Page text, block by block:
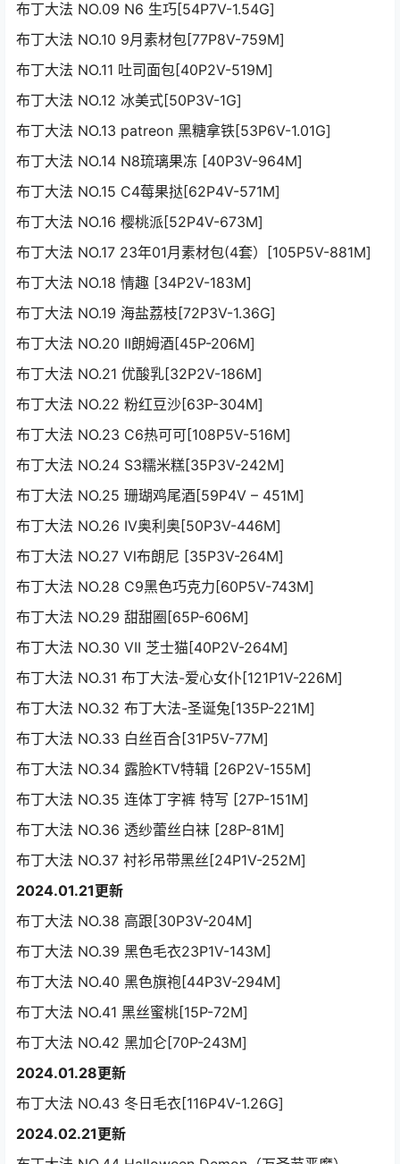
布丁大法 NO.09 N6 生巧[54P7V-1.54G]
布丁大法 NO.10 9月素材包[77P8V-759M]
布丁大法 NO.11 吐司面包[40P2V-519M]
布丁大法 NO.12 冰美式[50P3V-1G]
布丁大法 NO.13 patreon 黑糖拿铁[53P6V-1.01G]
布丁大法 NO.14 N8琉璃果冻 [40P3V-964M]
布丁大法 NO.15 C4莓果挞[62P4V-571M]
布丁大法 NO.16 樱桃派[52P4V-673M]
布丁大法 NO.17 23年01月素材包(4套）[105P5V-881M]
布丁大法 NO.18 情趣 [34P2V-183M]
布丁大法 NO.19 海盐荔枝[72P3V-1.36G]
布丁大法 NO.20 II朗姆酒[45P-206M]
布丁大法 NO.21 优酸乳[32P2V-186M]
布丁大法 NO.22 粉红豆沙[63P-304M]
布丁大法 NO.23 C6热可可[108P5V-516M]
布丁大法 NO.24 S3糯米糕[35P3V-242M]
布丁大法 NO.25 珊瑚鸡尾酒[59P4V – 451M]
布丁大法 NO.26 IV奥利奥[50P3V-446M]
布丁大法 NO.27 Ⅵ布朗尼 [35P3V-264M]
布丁大法 NO.28 C9黑色巧克力[60P5V-743M]
布丁大法 NO.29 甜甜圈[65P-606M]
布丁大法 NO.30 VII 芝士猫[40P2V-264M]
布丁大法 NO.31 布丁大法-爱心女仆[121P1V-226M]
布丁大法 NO.32 布丁大法-圣诞兔[135P-221M]
布丁大法 NO.33 白丝百合[31P5V-77M]
布丁大法 NO.34 露脸KTV特辑 [26P2V-155M]
布丁大法 NO.35 连体丁字裤 特写 [27P-151M]
布丁大法 NO.36 透纱蕾丝白袜 [28P-81M]
布丁大法 NO.37 衬衫吊带黑丝[24P1V-252M]
2024.01.21更新
布丁大法 NO.38 高跟[30P3V-204M]
布丁大法 NO.39 黑色毛衣23P1V-143M]
布丁大法 NO.40 黑色旗袍[44P3V-294M]
布丁大法 NO.41 黑丝蜜桃[15P-72M]
布丁大法 NO.42 黑加仑[70P-243M]
2024.01.28更新
布丁大法 NO.43 冬日毛衣[116P4V-1.26G]
2024.02.21更新